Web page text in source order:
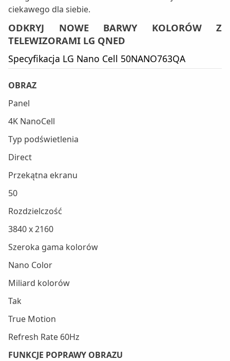
ciekawego dla siebie.
ODKRYJ NOWE BARWY KOLORÓW Z
TELEWIZORAMI LG QNED
Specyfikacja LG Nano Cell 50NANO763QA
OBRAZ
Panel
4K NanoCell
Typ podświetlenia
Direct
Przekątna ekranu
50
Rozdzielczość
3840 x 2160
Szeroka gama kolorów
Nano Color
Miliard kolorów
Tak
True Motion
Refresh Rate 60Hz
FUNKCJE POPRAWY OBRAZU